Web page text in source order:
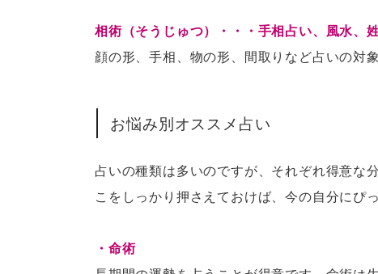
相術（そうじゅつ）・・・手相占い、風水、
顔の形、手相、物の形、間取りなど占いの対
お悩み別オススメ占い
占いの種類は多いのですが、それぞれ得意な
こをしっかり押さえておけば、今の自分にぴ
・命術